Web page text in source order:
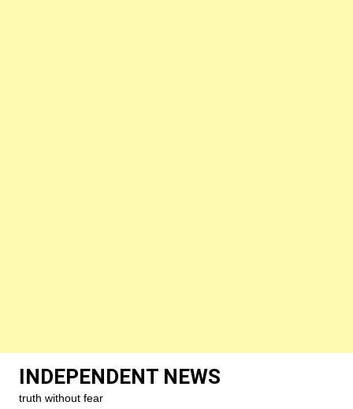
content
INDEPENDENT NEWS
truth without fear